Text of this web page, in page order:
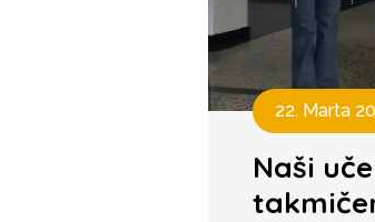
22. Marta
Naši